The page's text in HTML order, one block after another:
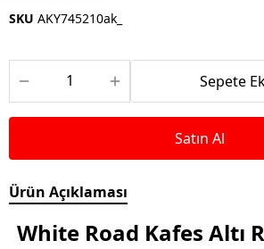
SKU AKY745210ak_
Sepete
Satın Al
Ürün Açıklaması
White Road Kafes Altı